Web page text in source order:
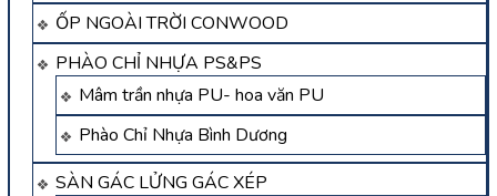
ỐP NGOÀI TRỜI CONWOOD
PHÀO CHỈ NHỰA PS&PS
Mâm trần nhựa PU- hoa văn PU
Phào Chỉ Nhựa Bình Dương
SÀN GÁC LỬNG GÁC XÉP